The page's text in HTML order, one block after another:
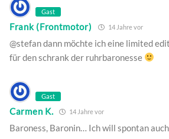
Gast
Frank (Frontmotor) 14 Jahre vor
@stefan dann möchte ich eine limited
für den schrank der ruhrbaronesse
Gast
Carmen K. 14 Jahre vor
Baroness, Baronin… Ich will spontan